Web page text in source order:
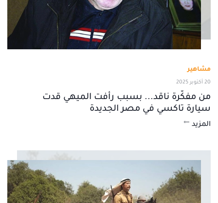
مشاهير
20 أكتوبر 2025
من مفكّرة ناقد... بسبب رأفت الميهي قدت
سيارة تاكسي في مصر الجديدة
المزيد